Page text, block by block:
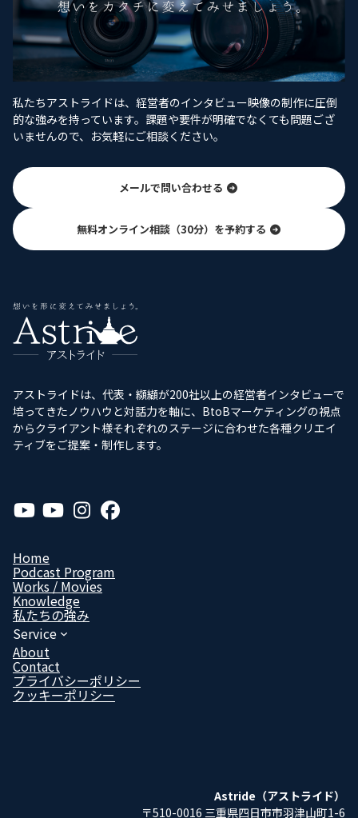
私たちアストライドは、経営者のインタビュー映像の制作に圧倒
的な強みを持っています。課題や要件が明確でなくても問題ござ
いませんので、お気軽にご相談ください。
メールで問い合わせる
無料オンライン相談（30分）を予約する
アストライドは、代表・纐纈が200社以上の経営者インタビューで
培ってきたノウハウと対話力を軸に、BtoBマーケティングの視点
からクライアント様それぞれのステージに合わせた各種クリエイ
ティブをご提案・制作します。
ア
イ
リ
ン
ク
ア
イ
リ
ン
ク
ア
イ
ン
ク
ア
イ
ン
ク
Home
Podcast Program
Works / Movies
Know­ledge
私たちの強み
Service
About
Contact
プライバシーポリシー
クッキーポリシー
Astride（アストライド）
〒510-0016 三重県四日市市羽津山町1-6